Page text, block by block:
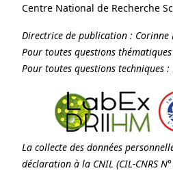
Centre National de Recherche
Directrice de publication : Corinne
Pour toutes questions
Pour toutes questions techniques :
La collecte des données
déclaration à la CNIL (CIL-CNRS